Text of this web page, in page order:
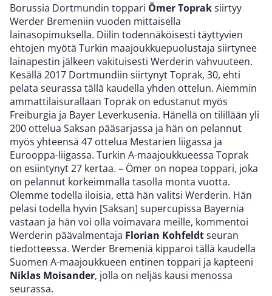
Borussia Dortmundin toppari Ömer Topraksiirtyy
Werder Bremeniin vuoden mittaisella
lainasopimuksella. Diilin todennäköisesti täyttyvien
ehtojen myötä Turkin maajoukkuepuolustaja siirtynee
lainapestin jälkeen vakituisesti Werderin vahvuuteen.
Kesällä 2017 Dortmundiin siirtynyt Toprak, 30, ehti
pelata seurassa tällä kaudella yhden ottelun. Aiemmin
ammattilaisurallaan Toprak on edustanut myös
Freiburgia ja Bayer Leverkusenia. Hänellä on tilillään yli
200 ottelua Saksan pääsarjassa ja hän on pelannut
myös yhteensä 47 ottelua Mestarien liigassa ja
Eurooppa-liigassa. Turkin A-maajoukkueessa Toprak
on esiintynyt 27 kertaa. – Ömer on nopea toppari, joka
on pelannut korkeimmalla tasolla monta vuotta.
Olemme todella iloisia, että hän valitsi Werderin. Hän
pelasi todella hyvin [Saksan] supercupissa Bayernia
vastaan ja hän voi olla voimavara meille, kommentoi
Werderin päävalmentaja Florian Kohfeldtseuran
tiedotteessa. Werder Bremeniä kipparoi tällä kaudella
Suomen A-maajoukkueen entinen toppari ja kapteeni
Niklas Moisander, jolla on neljäs kausi menossa
seurassa.